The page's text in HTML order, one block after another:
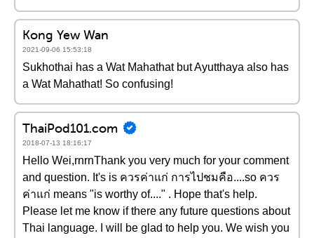
Kong Yew Wan
2021-09-06 15:53:18
Sukhothai has a Wat Mahathat but Ayutthaya also has
a Wat Mahathat! So confusing!
ThaiPod101.com
2018-07-13 18:16:17
Hello Wei,rnrnThank you very much for your comment
and question. It's is ควรค่าแก่ การไปชมคือ....so ควร
ค่าแก่ means "is worthy of...." . Hope that's help.
Please let me know if there any future questions about
Thai language. I will be glad to help you. We wish you